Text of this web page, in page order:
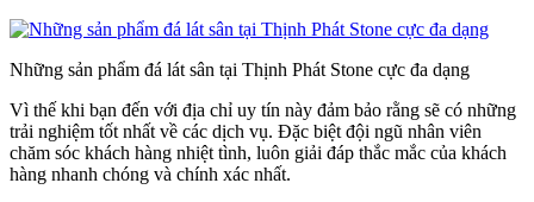
Những sản phẩm đá lát sân tại Thịnh Phát Stone cực đa dạng
Vì thế khi bạn đến với địa chỉ uy tín này đảm bảo rằng sẽ có những
trải nghiệm tốt nhất về các dịch vụ. Đặc biệt đội ngũ nhân viên
chăm sóc khách hàng nhiệt tình, luôn giải đáp thắc mắc của khách
hàng nhanh chóng và chính xác nhất.